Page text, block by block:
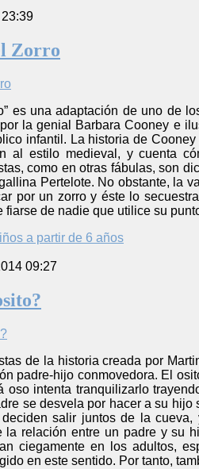
Zorro
es una adaptación de uno de
la genial Barbara Cooney e
infantil. La historia de
al estilo medieval, y cuenta
como en otras fábulas, son
Pertelote. No obstante, la
por un zorro y éste lo
fiarse de nadie que utilice su
a partir de 6 años
09:27
de la historia creada por
padre-hijo conmovedora. El
oso intenta tranquilizarlo
se desvela por hacer a su
deciden salir juntos de la
la relación entre un padre y su
ciegamente en los adultos,
en este sentido. Por tanto,